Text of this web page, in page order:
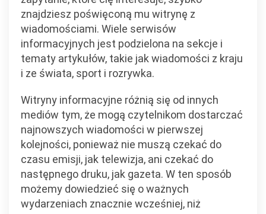
znajdziesz poświęconą mu witrynę z
wiadomościami. Wiele serwisów
informacyjnych jest podzielona na sekcje i
tematy artykułów, takie jak wiadomości z kraju
i ze świata, sport i rozrywka.
Witryny informacyjne różnią się od innych
mediów tym, że mogą czytelnikom dostarczać
najnowszych wiadomości w pierwszej
kolejności, ponieważ nie muszą czekać do
czasu emisji, jak telewizja, ani czekać do
następnego druku, jak gazeta. W ten sposób
możemy dowiedzieć się o ważnych
wydarzeniach znacznie wcześniej, niż